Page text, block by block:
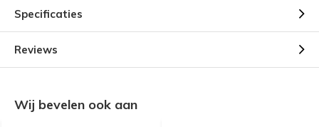
Specificaties
Reviews
Wij bevelen ook aan